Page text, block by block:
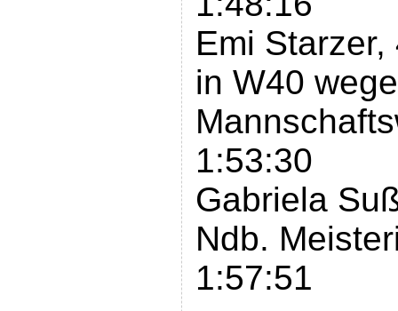
Emi
in W40
1:53:30
Gabriela
Ndb.
1:57:51